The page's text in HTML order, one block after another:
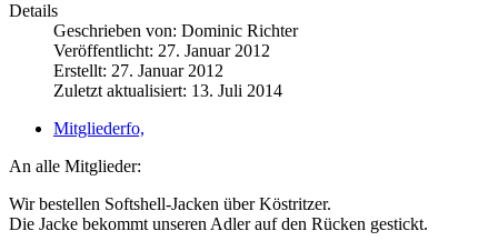
Details
Geschrieben von: Dominic Richter
Veröffentlicht: 27. Januar 2012
Erstellt: 27. Januar 2012
Zuletzt aktualisiert: 13. Juli 2014
Mitgliederfo,
An alle Mitglieder:
Wir bestellen Softshell-Jacken über Köstritzer.
Die Jacke bekommt unseren Adler auf den Rücken gestickt.